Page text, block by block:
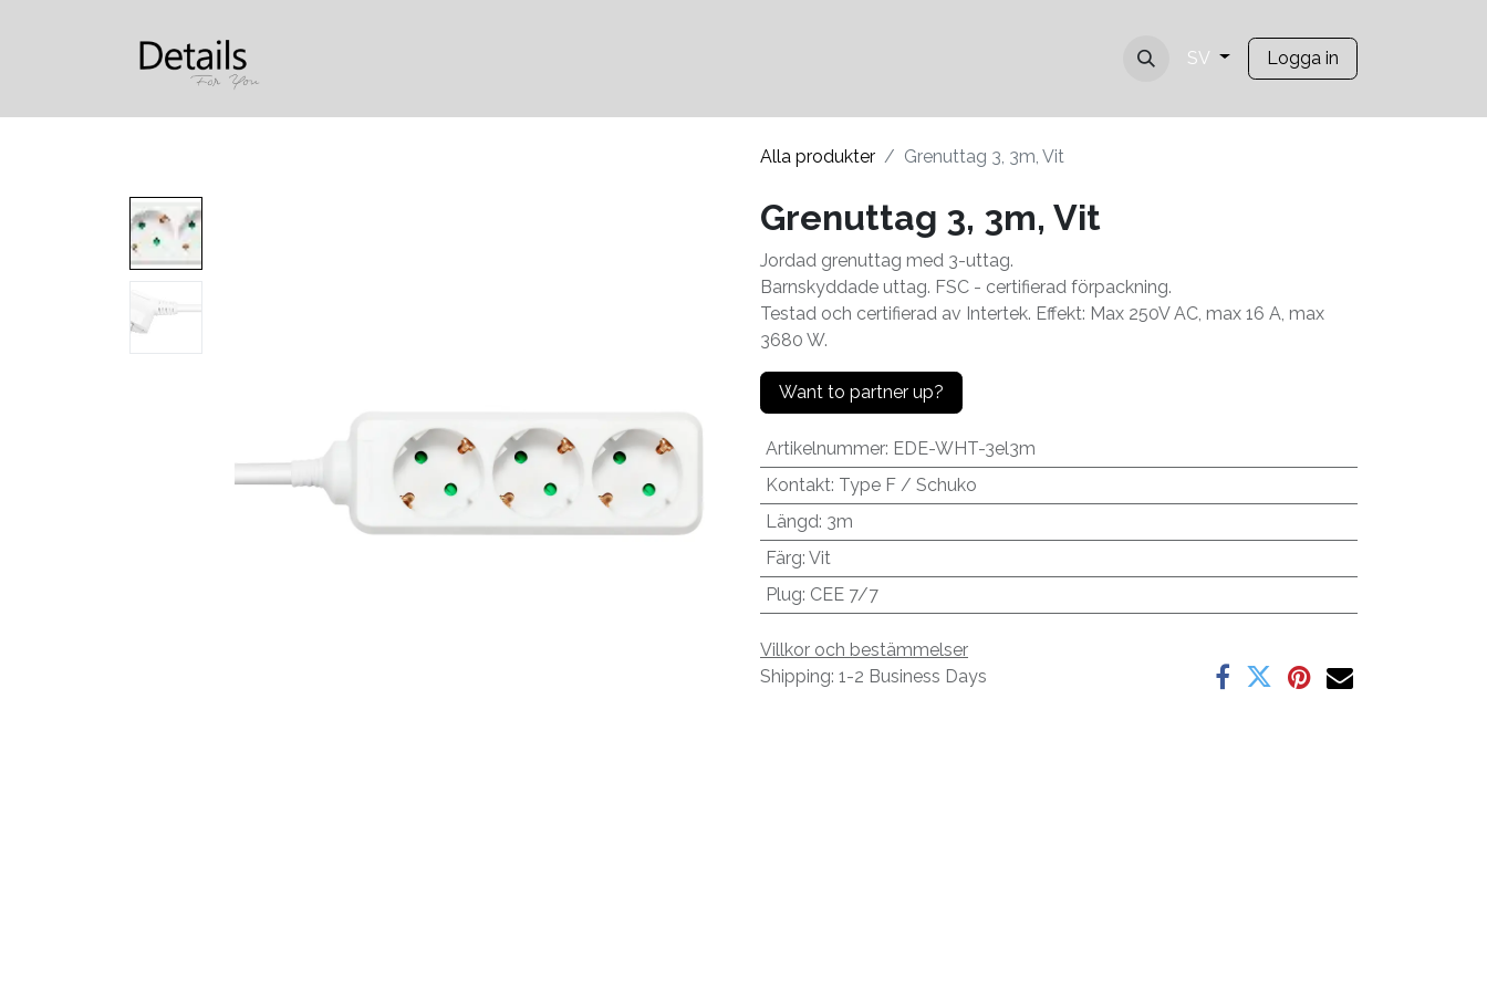
SV Logga in
Alla produkter Grenuttag 3, 3m, Vit
Grenuttag 3, 3m, Vit
Jordad grenuttag med 3-uttag.
Barnskyddade uttag. FSC - certifierad förpackning.
Testad och certifierad av Intertek. Effekt: Max 250V AC, max 16 A, max
3680 W.
Want to partner up?
Artikelnummer: EDE-WHT-3el3m
Kontakt: Type F / Schuko
Längd: 3m
Färg: Vit
Plug: CEE 7/7
Villkor och bestämmelser
Shipping: 1-2 Business Days